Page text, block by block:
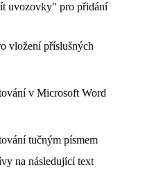
uvozovky" pro přidání
vložení příslušných
v Microsoft Word
tučným písmem
na následující text